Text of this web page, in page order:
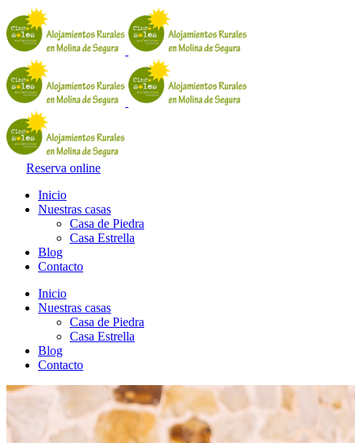
Reserva online
Inicio
Nuestras casas
Casa de Piedra
Casa Estrella
Blog
Contacto
Inicio
Nuestras casas
Casa de Piedra
Casa Estrella
Blog
Contacto